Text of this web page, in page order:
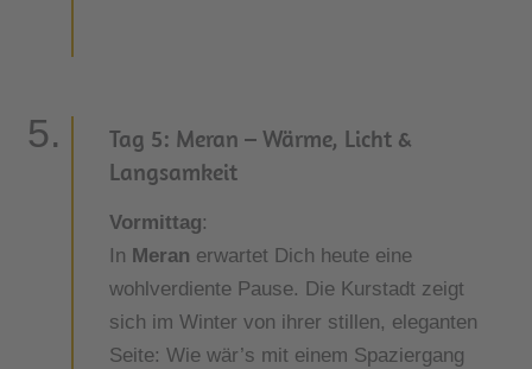
Tag 5: Meran – Wärme, Licht &
Langsamkeit
Vormittag:
In Meran erwartet Dich heute eine
wohlverdiente Pause. Die Kurstadt zeigt
sich im Winter von ihrer stillen, eleganten
Seite: Wie wär’s mit einem Spaziergang